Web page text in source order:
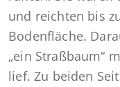
und reichten bis
Bodenfläche.
„ein Straßbaum“
lief. Zu beiden